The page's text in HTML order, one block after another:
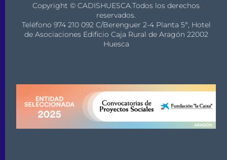
Copyright © CADISHUESCA.Todos los derechos
reservados.
Teléfono 974 210 092 C/Berenguer 2-4 Planta 5ª, Hotel
de Asociaciones Edificio Caja Rural de Aragón 22002
Huesca